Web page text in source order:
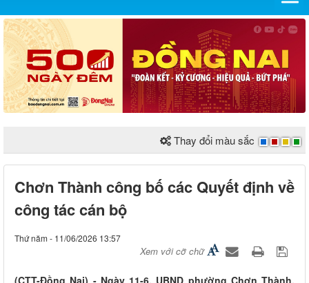
Thay đổi màu sắc
Chơn Thành công bố các Quyết định về
công tác cán bộ
Thứ năm - 11/06/2026 13:57
Xem với cỡ chữ